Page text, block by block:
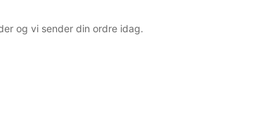
og vi sender din ordre idag.